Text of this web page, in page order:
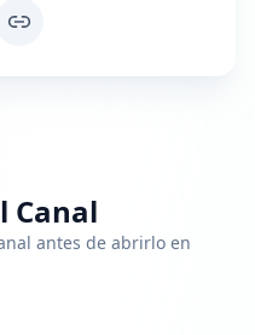
Canal
antes de abrirlo en